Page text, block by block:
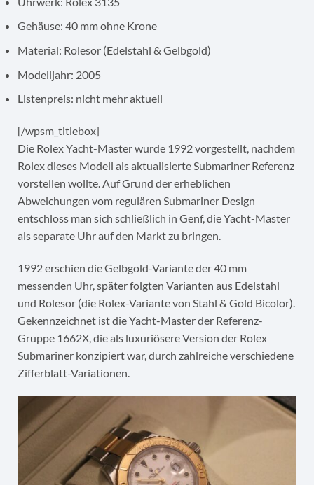
Gehäuse: 40 mm ohne Krone
Material: Rolesor (Edelstahl & Gelbgold)
Modelljahr: 2005
Listenpreis: nicht mehr aktuell
[/wpsm_titlebox]
Die Rolex Yacht-Master wurde 1992 vorgestellt, nachdem
Rolex dieses Modell als aktualisierte Submariner Referenz
vorstellen wollte. Auf Grund der erheblichen
Abweichungen vom regulären Submariner Design
entschloss man sich schließlich in Genf, die Yacht-Master
als separate Uhr auf den Markt zu bringen.
1992 erschien die Gelbgold-Variante der 40 mm
messenden Uhr, später folgten Varianten aus Edelstahl
und Rolesor (die Rolex-Variante von Stahl & Gold Bicolor).
Gekennzeichnet ist die Yacht-Master der Referenz-
Gruppe 1662X, die als luxuriösere Version der Rolex
Submariner konzipiert war, durch zahlreiche verschiedene
Zifferblatt-Variationen.